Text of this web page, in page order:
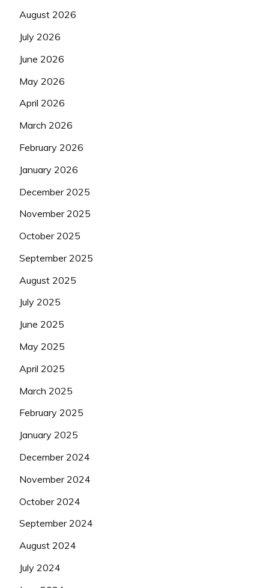
August 2026
July 2026
June 2026
May 2026
April 2026
March 2026
February 2026
January 2026
December 2025
November 2025
October 2025
September 2025
August 2025
July 2025
June 2025
May 2025
April 2025
March 2025
February 2025
January 2025
December 2024
November 2024
October 2024
September 2024
August 2024
July 2024